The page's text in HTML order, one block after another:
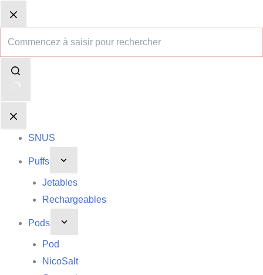
au
contenu
résultat
SNUS
Puffs
Jetables
Rechargeables
Pods
Pod
NicoSalt
d’achat
d’achat